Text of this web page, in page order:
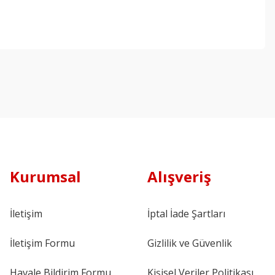
Kurumsal
İletişim
İletişim Formu
Alışveriş
İptal İade Şartları
Gizlilik ve Güvenlik